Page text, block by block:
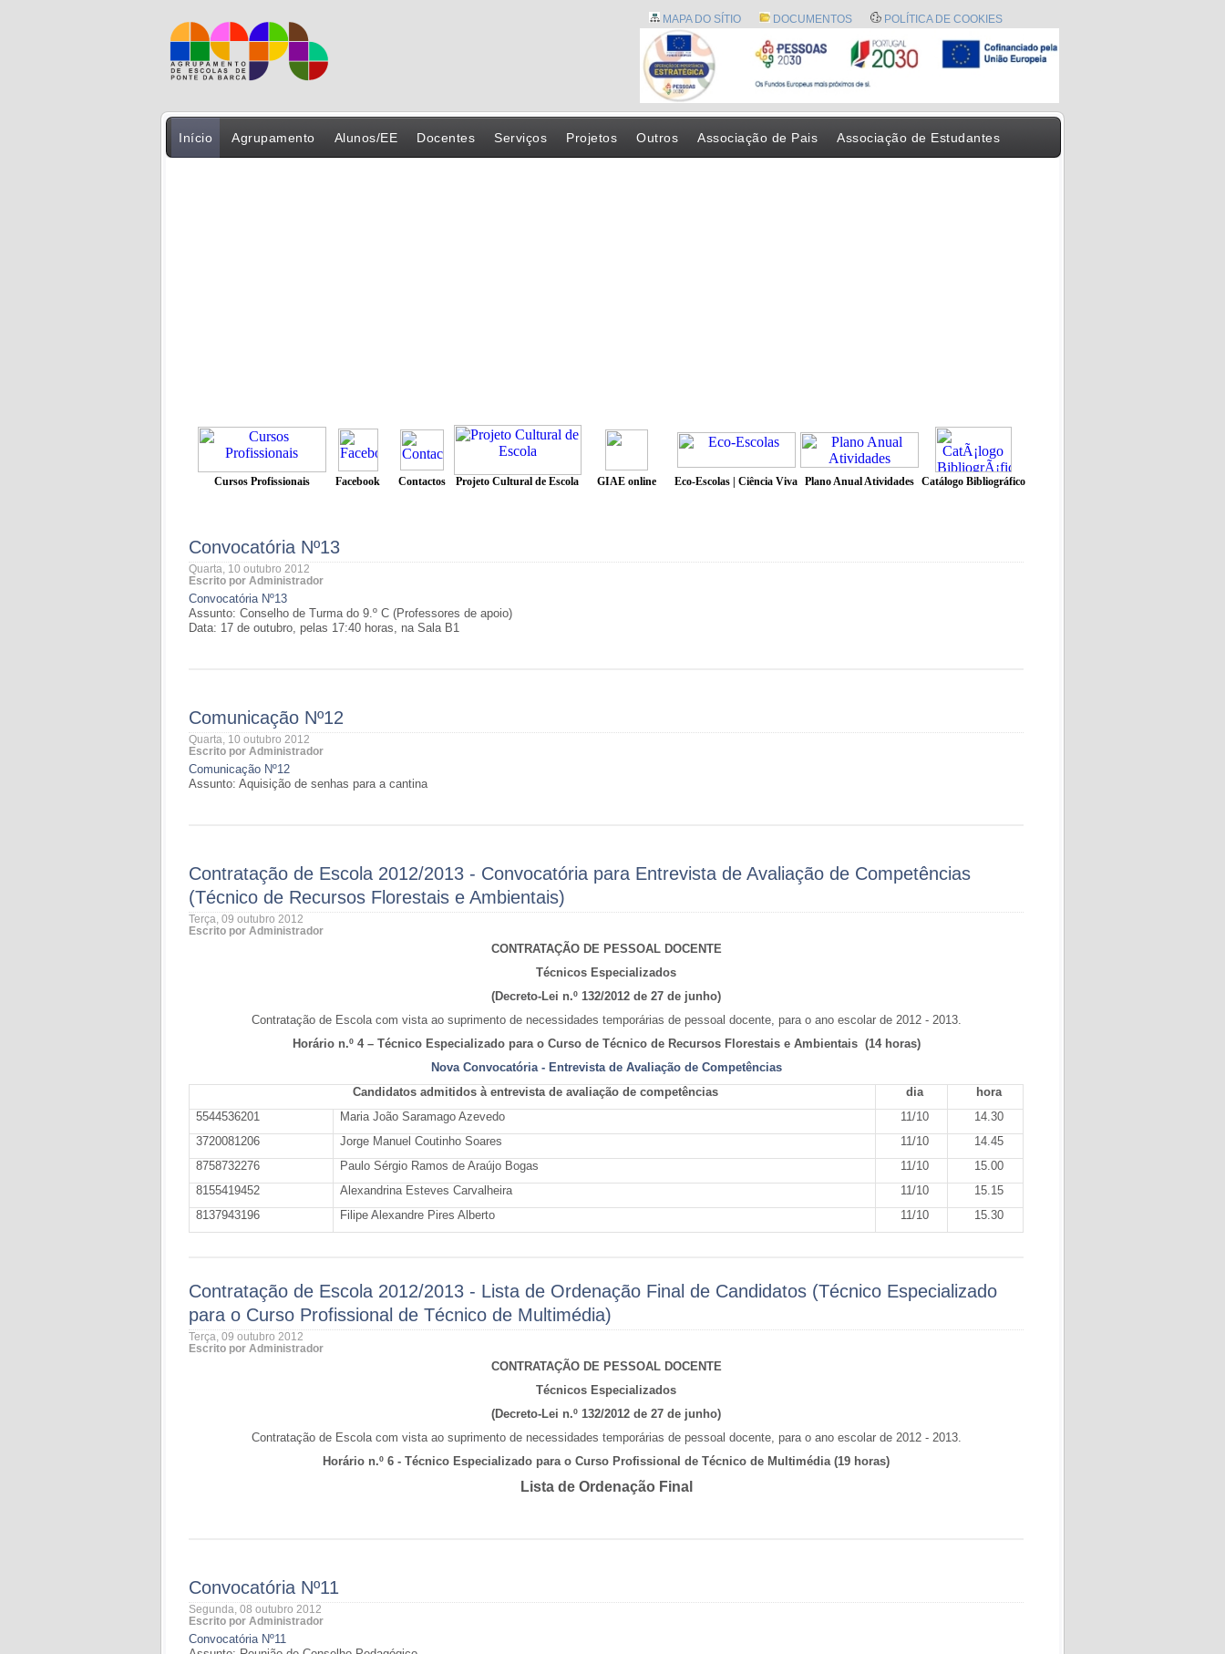
MAPA DO SÍTIO DOCUMENTOS POLÍTICA DE COOKIES
Início Agrupamento Alunos/EE Docentes Serviços Projetos Outros Associação de Pais Associação de Estudantes
Convocatória Nº13
Quarta, 10 outubro 2012
Escrito por Administrador
Convocatória Nº13
Assunto: Conselho de Turma do 9.º C (Professores de apoio)
Data: 17 de outubro, pelas 17:40 horas, na Sala B1
Comunicação Nº12
Quarta, 10 outubro 2012
Escrito por Administrador
Comunicação Nº12
Assunto: Aquisição de senhas para a cantina
Contratação de Escola 2012/2013 - Convocatória para Entrevista de Avaliação de Competências
(Técnico de Recursos Florestais e Ambientais)
Terça, 09 outubro 2012
Escrito por Administrador
CONTRATAÇÃO DE PESSOAL DOCENTE
Técnicos Especializados
(Decreto-Lei n.º 132/2012 de 27 de junho)
Contratação de Escola com vista ao suprimento de necessidades temporárias de pessoal docente, para o ano escolar de 2012 - 2013.
Horário n.º 4 – Técnico Especializado para o Curso de Técnico de Recursos Florestais e Ambientais (14 horas)
Nova Convocatória - Entrevista de Avaliação de Competências
Candidatos admitidos à entrevista de avaliação de competências
dia
hora
5544536201
Maria João Saramago Azevedo 11/10
14.30
3720081206
Jorge Manuel Coutinho Soares 11/10
14.45
8758732276
Paulo Sérgio Ramos de Araújo Bogas 11/10
15.00
8155419452
Alexandrina Esteves Carvalheira 11/10
15.15
8137943196
Filipe Alexandre Pires Alberto 11/10 15.30
Contratação de Escola 2012/2013 - Lista de Ordenação Final de Candidatos (Técnico Especializado
para o Curso Profissional de Técnico de Multimédia)
Terça, 09 outubro 2012
Escrito por Administrador
CONTRATAÇÃO DE PESSOAL DOCENTE
Técnicos Especializados
(Decreto-Lei n.º 132/2012 de 27 de junho)
Contratação de Escola com vista ao suprimento de necessidades temporárias de pessoal docente, para o ano escolar de 2012 - 2013.
Horário n.º 6 - Técnico Especializado para o Curso Profissional de Técnico de Multimédia (19 horas)
Lista de Ordenação Final
Convocatória Nº11
Segunda, 08 outubro 2012
Escrito por Administrador
Convocatória Nº11